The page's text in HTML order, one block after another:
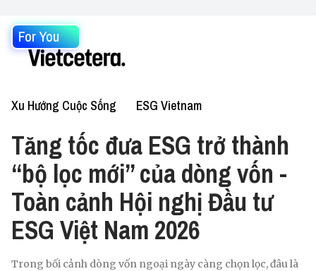
For You
Xu Hướng Cuộc Sống ESG Vietnam
Tăng tốc đưa ESG trở thành
“bộ lọc mới” của dòng vốn -
Toàn cảnh Hội nghị Đầu tư
ESG Việt Nam 2026
Trong bối cảnh dòng vốn ngoại ngày càng chọn lọc, đâu là